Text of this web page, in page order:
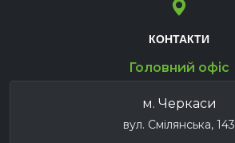
КОНТАКТИ
Головний офіс
м. Черкаси
вул. Смілянська, 143